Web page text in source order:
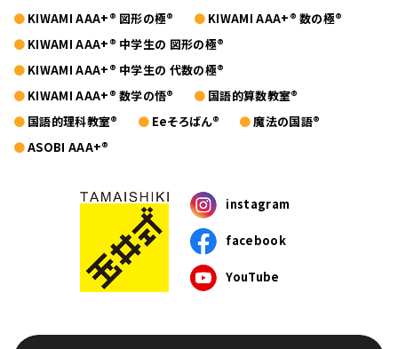
KIWAMI AAA+® 図形の極®
KIWAMI AAA+® 数の極®
KIWAMI AAA+® 中学生の 図形の極®
KIWAMI AAA+® 中学生の 代数の極®
KIWAMI AAA+® 数学の悟®
国語的算数教室®
国語的理科教室®
Eeそろばん®
魔法の国語®
ASOBI AAA+®
instagram
facebook
YouTube